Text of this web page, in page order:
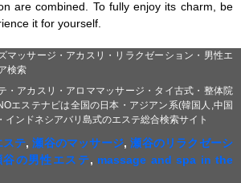
are combined. To fully enjoy its charm, be
it for yourself.
マッサージ・アカスリ・リラクゼーション・男性エ
検索
・アカスリ・アロママッサージ・タイ古式・整体院
エステナビは全国の日本・アジアン系(韓国人,中国
インドネシアバリ島式のエステ総合検索サイト
ステ,瀬谷のマッサージ,瀬谷のリラクゼーシ
谷の男性エステ, massage and spa in the